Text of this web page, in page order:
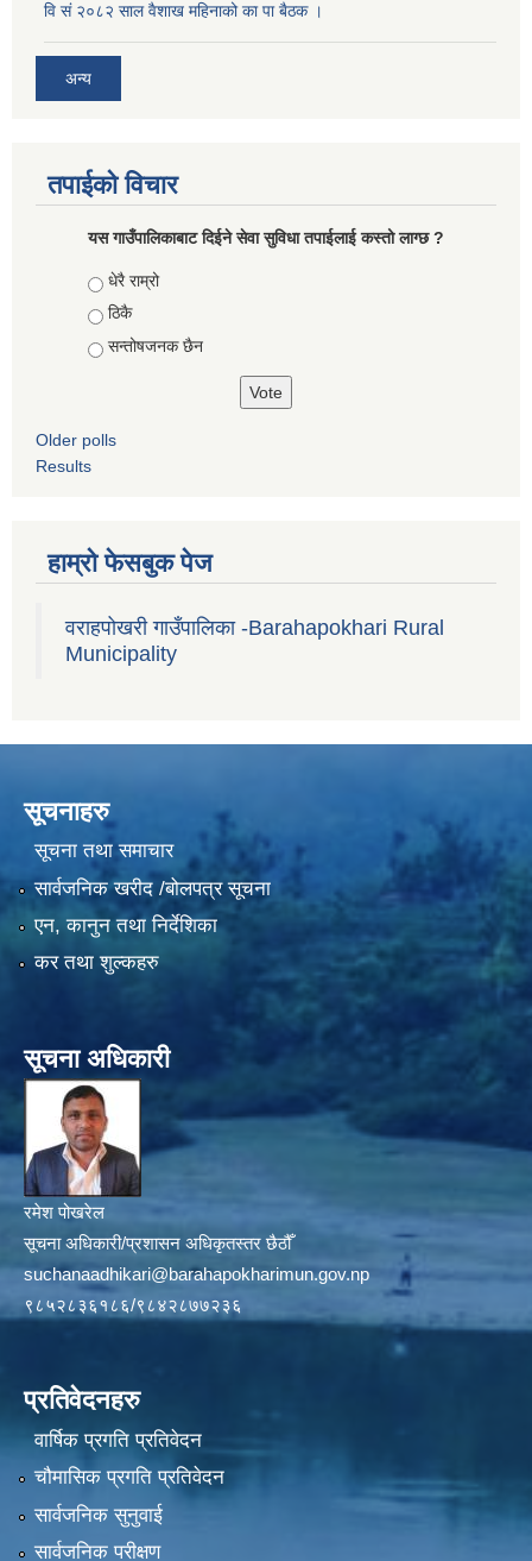
वि सं २०८२ साल वैशाख महिनाको का पा बैठक ।
अन्य
तपाईको विचार
यस गाउँपालिकाबाट दिईने सेवा सुविधा तपाईलाई कस्तो लाग्छ ?
Choices
धेरै राम्रो
ठिकै
सन्तोषजनक छैन
Older polls
Results
हाम्रो फेसबुक पेज
वराहपोखरी गाउँपालिका -Barahapokhari Rural
Municipality
सूचनाहरु
सूचना तथा समाचार
सार्वजनिक खरीद /बोलपत्र सूचना
एन, कानुन तथा निर्देशिका
कर तथा शुल्कहरु
सूचना अधिकारी
रमेश पोखरेल
सूचना अधिकारी/प्रशासन अधिकृतस्तर छैठौँ
suchanaadhikari@barahapokharimun.gov.np
९८५२८३६१८६/९८४२८७७२३६
प्रतिवेदनहरु
वार्षिक प्रगति प्रतिवेदन
चौमासिक प्रगति प्रतिवेदन
सार्वजनिक सुनुवाई
सार्वजनिक परीक्षण